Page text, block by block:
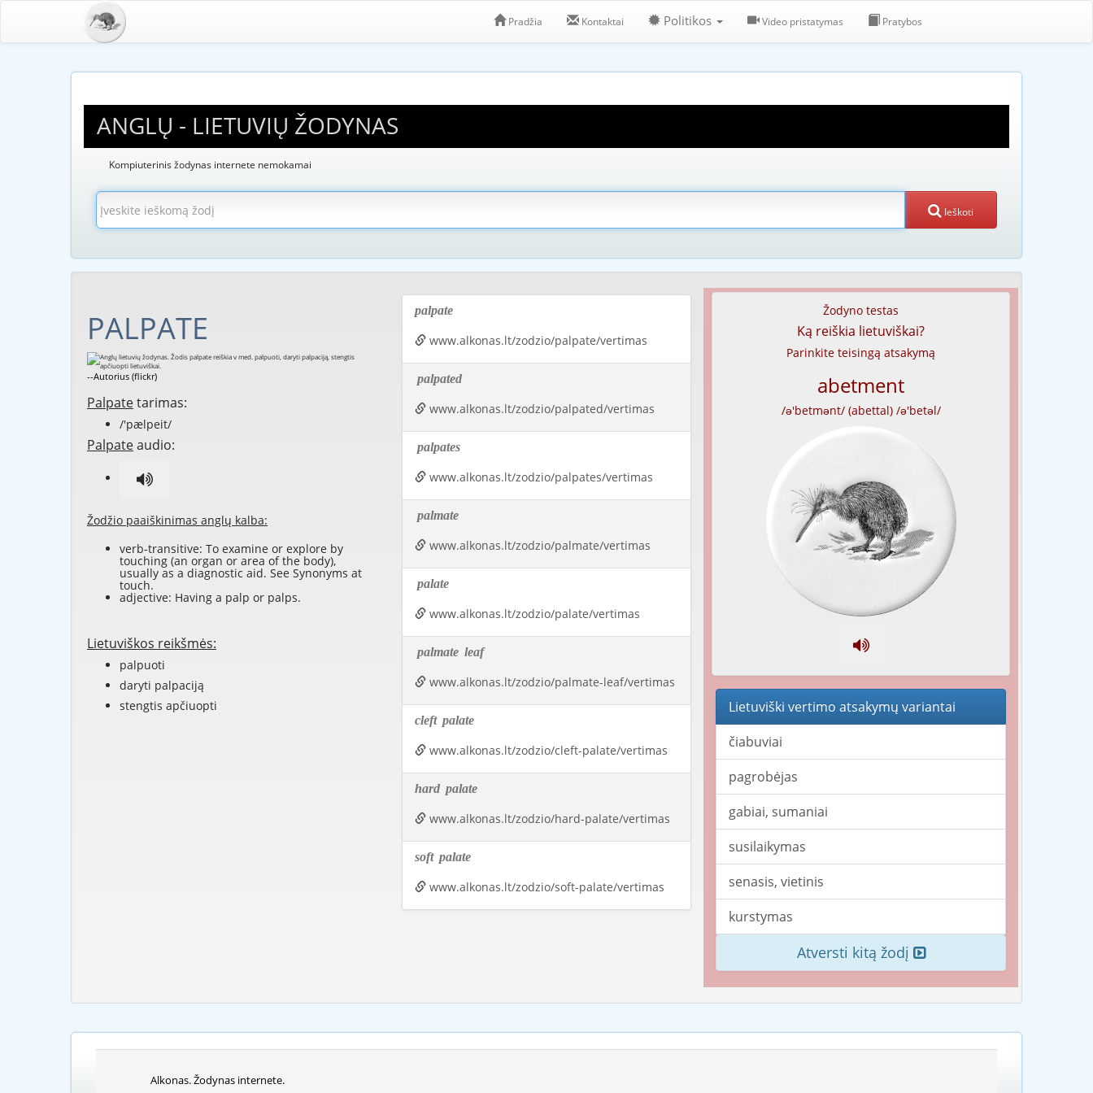
Pradžia Kontaktai Politikos Video pristatymas Pratybos
ANGLŲ - LIETUVIŲ ŽODYNAS
Kompiuterinis žodynas internete nemokamai
Ieškoti
PALPATE
--Autorius (flickr)
Palpatetarimas:
/'pælpeit/
Palpateaudio:
Žodžio paaiškinimas anglų kalba:
verb-transitive: To examine or explore by
touching (an organ or area of the body),
usually as a diagnostic aid. See Synonyms at
touch.
adjective: Having a palp or palps.
Lietuviškos reikšmės:
palpuoti
daryti palpaciją
stengtis apčiuopti
palpate
www.alkonas.lt/zodzio/palpate/vertimas
palpated
www.alkonas.lt/zodzio/palpated/vertimas
palpates
www.alkonas.lt/zodzio/palpates/vertimas
palmate
www.alkonas.lt/zodzio/palmate/vertimas
palate
www.alkonas.lt/zodzio/palate/vertimas
palmate leaf
www.alkonas.lt/zodzio/palmate-leaf/vertimas
cleft palate
www.alkonas.lt/zodzio/cleft-palate/vertimas
hard palate
www.alkonas.lt/zodzio/hard-palate/vertimas
soft palate
www.alkonas.lt/zodzio/soft-palate/vertimas
Žodyno testas
Ką reiškia lietuviškai?
Parinkite teisingą atsakymą
abetment
/ə'betmənt/ (abettal) /ə'betəl/
Lietuviški vertimo atsakymų variantai
čiabuviai
pagrobėjas
gabiai, sumaniai
susilaikymas
senasis, vietinis
kurstymas
Atversti kitą žodį
Alkonas. Žodynas internete.